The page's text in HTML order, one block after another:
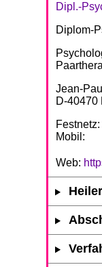
Dipl.-
Diplom-
Jean-
D-40470
Festnetz:
Mobil:
Web: